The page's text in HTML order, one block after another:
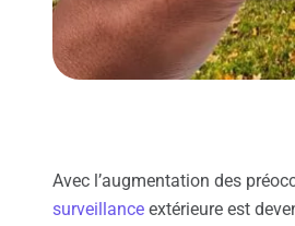
Avec l’augmentation des
surveillance extérieure est